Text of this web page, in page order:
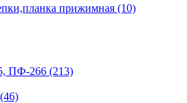
прижимная (10)
ПФ-266 (213)